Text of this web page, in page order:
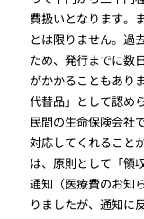
費扱いとなります。
とは限りません。過
ため、発行までに数
がかかることもあり
代替品」として認め
民間の生命保険会社
対応してくれること
は、原則として「領
通知（医療費のお知
りましたが、通知に